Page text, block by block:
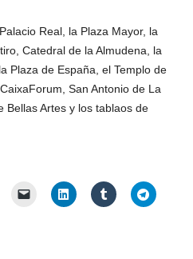
Real, la Plaza Mayor, la
Catedral de la Almudena, la
Plaza de España, el Templo de
San Antonio de La
Bellas Artes y los tablaos de